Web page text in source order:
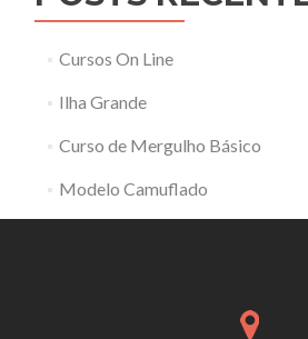
Cursos On Line
Ilha Grande
Curso de Mergulho Básico
Modelo Camuflado